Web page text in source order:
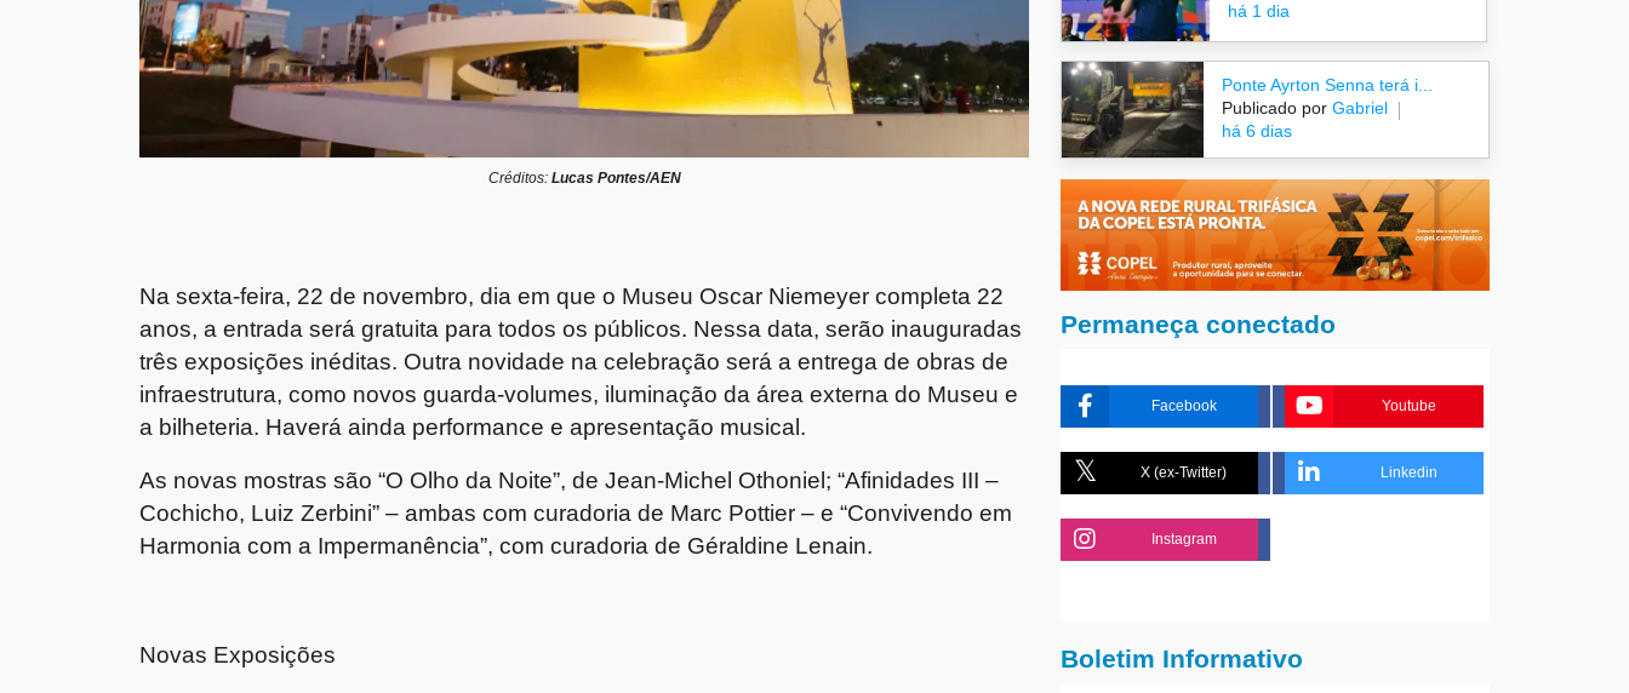
Créditos: Lucas Pontes/AEN
Na sexta-feira, 22 de novembro, dia em que o Museu Oscar Niemeyer completa 22
anos, a entrada será gratuita para todos os públicos. Nessa data, serão inauguradas
três exposições inéditas. Outra novidade na celebração será a entrega de obras de
infraestrutura, como novos guarda-volumes, iluminação da área externa do Museu e
a bilheteria. Haverá ainda performance e apresentação musical.
As novas mostras são “O Olho da Noite”, de Jean-Michel Othoniel; “Afinidades III –
Cochicho, Luiz Zerbini” – ambas com curadoria de Marc Pottier – e “Convivendo em
Harmonia com a Impermanência”, com curadoria de Géraldine Lenain.
Novas Exposições
há 1 dia
Ponte Ayrton Senna terá i...
Publicado por Gabriel
há 6 dias
Permaneça conectado
Facebook Youtube
X (ex-Twitter) Linkedin
Instagram
Boletim Informativo